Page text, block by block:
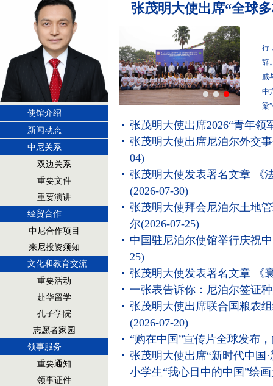
使馆介绍
新闻动态
中尼关系
双边关系
重要文件
重要演讲
经贸合作
中尼合作项目
来尼投资须知
文化和教育交流
重要活动
赴华留学
孔子学院
志愿者家园
领事服务
重要通知
领事证件
张茂明大使出席“全球
行
辞
戚
中
梁
张茂明大使出席2026“青年领
张茂明大使出席尼泊尔外交
04)
张茂明大使发表署名文章 《
(2026-07-30)
张茂明大使拜会尼泊尔土地
尔(2026-07-25)
中国驻尼泊尔使馆举行庆祝
25)
张茂明大使发表署名文章 《
一张表告诉你：尼泊尔签证
张茂明大使出席联合国粮农
(2026-07-20)
“购在中国”宣传片全球发布
张茂明大使出席“新时代中国
小学生“我心目中的中国”绘